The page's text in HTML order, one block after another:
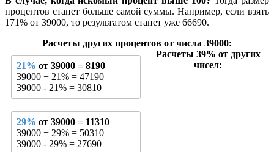
процентов станет больше самой суммы. Например, если взять
171% от 39000, то результатом станет уже 66690.
Расчеты других процентов от числа 39000:
21% от 39000 = 8190
39000 + 21% = 47190
39000 - 21% = 30810
29% от 39000 = 11310
39000 + 29% = 50310
39000 - 29% = 27690
Расчеты 39% от других
чисел: